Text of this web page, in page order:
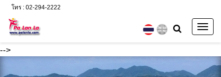
-->
โทร : 02-294-2222